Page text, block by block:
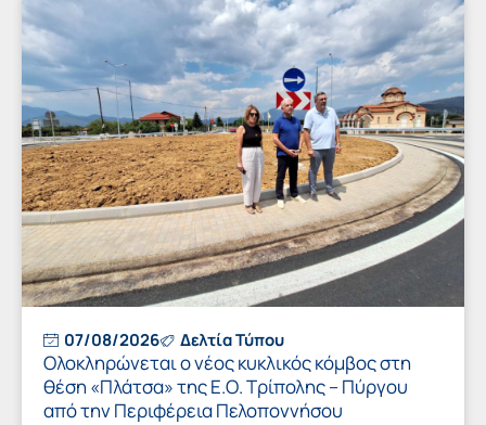
07/08/2026 Δελτία Τύπου
Ολοκληρώνεται ο νέος κυκλικός κόμβος στη
θέση «Πλάτσα» της Ε.Ο. Τρίπολης – Πύργου
από την Περιφέρεια Πελοποννήσου